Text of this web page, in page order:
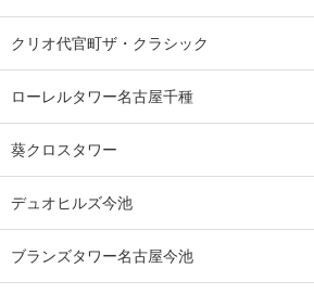
クリオ代官町ザ・クラシック
ローレルタワー名古屋千種
葵クロスタワー
デュオヒルズ今池
ブランズタワー名古屋今池